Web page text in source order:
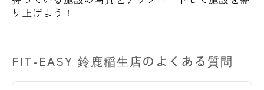
り上げよう！
FIT-EASY 鈴鹿稲生店のよくある質問